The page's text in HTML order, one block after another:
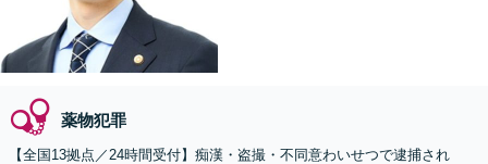
薬物犯罪
【全国13拠点／24時間受付】痴漢・盗撮・不同意わいせつで逮捕され